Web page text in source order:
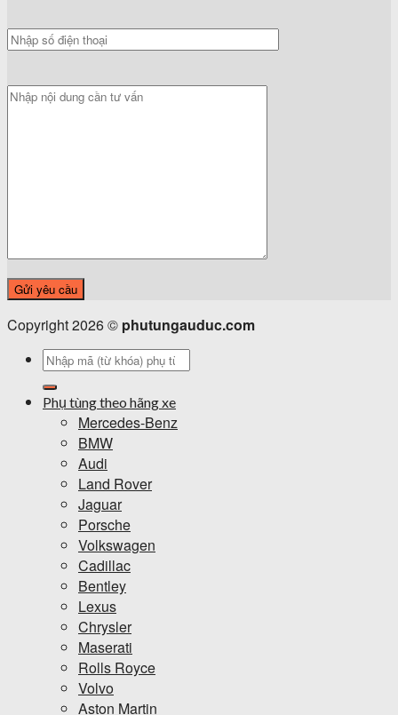
Copyright 2026 © phutungauduc.com
Tìm
Phụ tùng theo hãng xe
Mercedes-Benz
BMW
Audi
Land Rover
Jaguar
Porsche
Volkswagen
Cadillac
Bentley
Lexus
Chrysler
Maserati
Rolls Royce
Volvo
Aston Martin